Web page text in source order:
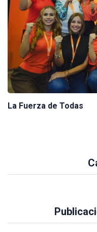
La Fuerza de Todas